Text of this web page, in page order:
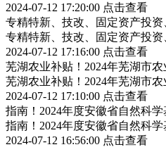
2024-07-12 17:20:00 点击查看
专精特新、技改、固定资产投
专精特新、技改、固定资产投
2024-07-12 17:16:00 点击查看
芜湖农业补贴！2024年芜湖市
芜湖农业补贴！2024年芜湖市
2024-07-12 17:10:00 点击查看
指南！2024年度安徽省自然科
指南！2024年度安徽省自然科
2024-07-12 16:56:00 点击查看